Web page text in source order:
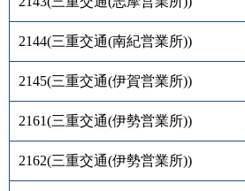
2144(三重交通(南紀営業所))
2145(三重交通(伊賀営業所))
2161(三重交通(伊勢営業所))
2162(三重交通(伊勢営業所))